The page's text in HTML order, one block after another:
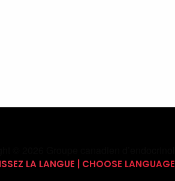
LA LANGUE | CHOOSE LANGUAGE